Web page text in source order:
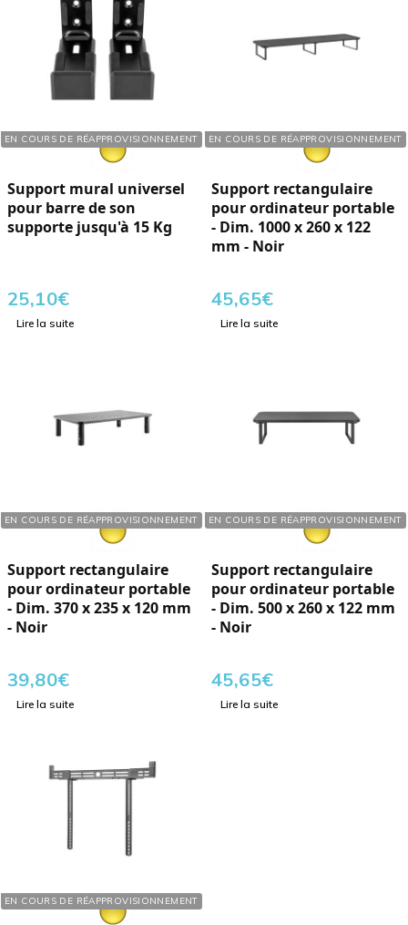
EN COURS DE RÉAPPROVISIONNEMENT
Réf. : 289014
Support mural universel
pour barre de son
supporte jusqu'à 15 Kg
25,10€
Lire la suite
EN COURS DE RÉAPPROVISIONNEMENT
Réf. : 289103
Support rectangulaire
pour ordinateur portable
- Dim. 1000 x 260 x 122
mm - Noir
45,65€
Lire la suite
EN COURS DE RÉAPPROVISIONNEMENT
Réf. : 289101
Support rectangulaire
pour ordinateur portable
- Dim. 370 x 235 x 120 mm
- Noir
39,80€
Lire la suite
EN COURS DE RÉAPPROVISIONNEMENT
Réf. : 289102
Support rectangulaire
pour ordinateur portable
- Dim. 500 x 260 x 122 mm
- Noir
45,65€
Lire la suite
EN COURS DE RÉAPPROVISIONNEMENT
Réf. : 289015